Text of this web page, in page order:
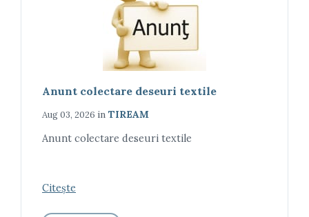
Anunt colectare deseuri textile
Aug 03, 2026 in TIREAM
Anunt colectare deseuri textile
Citește